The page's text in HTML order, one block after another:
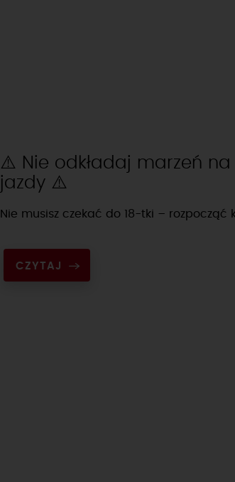
⚠️ Nie odkładaj marzeń
jazdy ⚠️
Nie musisz czekać do 18-tki –
CZYTAJ